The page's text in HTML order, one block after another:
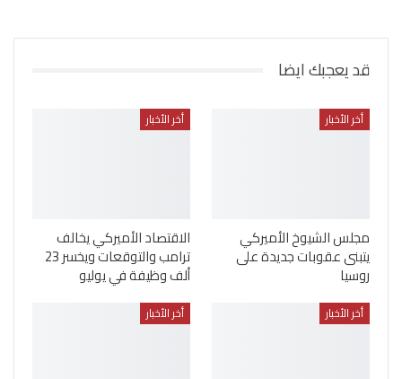
قد يعجبك ايضا
أخر الأخبار
مجلس الشيوخ الأميركي
يتبنى عقوبات جديدة على
روسيا
أخر الأخبار
الاقتصاد الأميركي يخالف
ترامب والتوقعات ويخسر 23
ألف وظيفة في يوليو
أخر الأخبار أخر الأخبار